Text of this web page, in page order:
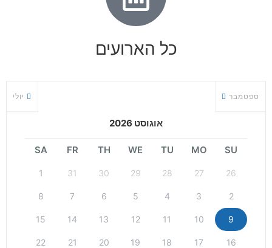
כל הארועים
יולי
אוגוסט 2026
ספטמבר
SU
MO
TU
WE
TH
FR
SA
26
27
28
29
30
31
1
2
3
4
5
6
7
8
9
10
11
12
13
14
15
16
17
18
19
20
21
22